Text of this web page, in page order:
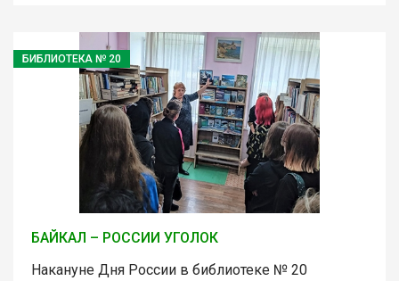
БИБЛИОТЕКА № 20
БАЙКАЛ – РОССИИ УГОЛОК
Накануне Дня России в библиотеке № 20